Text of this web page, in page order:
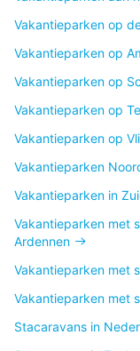
Vakantieparken op
Vakantieparken op
Vakantieparken op
Vakantieparken op
Vakantieparken op
Vakantieparken
Vakantieparken in
Vakantieparken met
Ardennen
Vakantieparken met
Vakantieparken met
Stacaravans in